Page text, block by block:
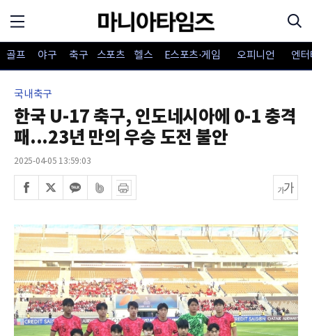
골프 야구 축구 스포츠 헬스 E스포츠·게임 오피니언 엔
국내축구
한국 U-17 축구, 인도네시아에 0-1 충격
패...23년 만의 우승 도전 불안
2025-04-05 13:59:03